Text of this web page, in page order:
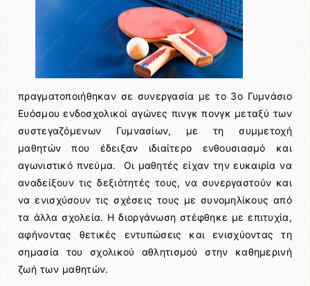
πραγματοποιήθηκαν σε συνεργασία με το 3ο Γυμνάσιο
Ευόσμου ενδοσχολικοί αγώνες πινγκ πονγκ μεταξύ των
συστεγαζόμενων Γυμνασίων, με τη συμμετοχή
μαθητών που έδειξαν ιδιαίτερο ενθουσιασμό και
αγωνιστικό πνεύμα. Οι μαθητές είχαν την ευκαιρία να
αναδείξουν τις δεξιότητές τους, να συνεργαστούν και
να ενισχύσουν τις σχέσεις τους με συνομηλίκους από
τα άλλα σχολεία. Η διοργάνωση στέφθηκε με επιτυχία,
αφήνοντας θετικές εντυπώσεις και ενισχύοντας τη
σημασία του σχολικού αθλητισμού στην καθημερινή
ζωή των μαθητών.